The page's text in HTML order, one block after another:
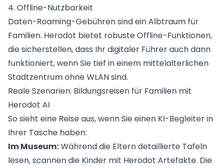
4. Offline-Nutzbarkeit
Daten-Roaming-Gebühren sind ein Albtraum für
Familien. Herodot bietet robuste Offline-Funktionen,
die sicherstellen, dass Ihr digitaler Führer auch dann
funktioniert, wenn Sie tief in einem mittelalterlichen
Stadtzentrum ohne WLAN sind.
Reale Szenarien: Bildungsreisen für Familien mit
Herodot AI
So sieht eine Reise aus, wenn Sie einen KI-Begleiter in
Ihrer Tasche haben:
Im Museum:Während die Eltern detaillierte Tafeln
lesen, scannen die Kinder mit Herodot Artefakte. Die